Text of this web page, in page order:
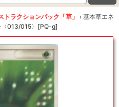
トラクションパック「草」 › 基本草エネ
〈013/015〉[PQ-g]